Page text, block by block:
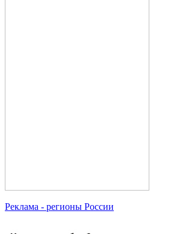
Реклама - регионы России